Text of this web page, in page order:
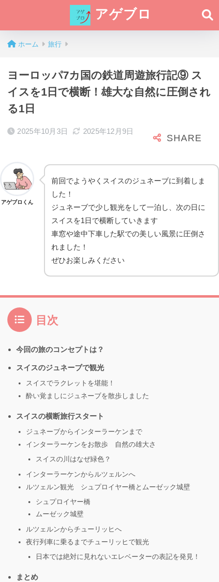
アゲブロ
ホーム 旅行
ヨーロッパ7カ国の鉄道周遊旅行記⑨ ス
イスを1日で横断！雄大な自然に圧倒され
る1日
2025年10月3日 2025年12月9日
アゲブロくん
前回でようやくスイスのジュネーブに到着しま
した！
ジュネーブで少し観光をして一泊し、次の日に
スイスを1日で横断していきます
車窓や途中下車した駅での美しい風景に圧倒さ
れました！
ぜひお楽しみください
目次
今回の旅のコンセプトは？
スイスのジュネーブで観光
スイスでラクレットを堪能！
酔い覚ましにジュネーブを散歩しました
スイスの横断旅行スタート
ジュネーブからインターラーケンまで
インターラーケンをお散歩 自然の雄大さ
スイスの川はなぜ緑色？
インターラーケンからルツェルンへ
ルツェルン観光 シュプロイヤー橋とムーゼック城壁
シュプロイヤー橋
ムーゼック城壁
ルツェルンからチューリッヒへ
夜行列車に乗るまでチューリッヒで観光
日本では絶対に見れないエレベーターの表記を発見！
まとめ